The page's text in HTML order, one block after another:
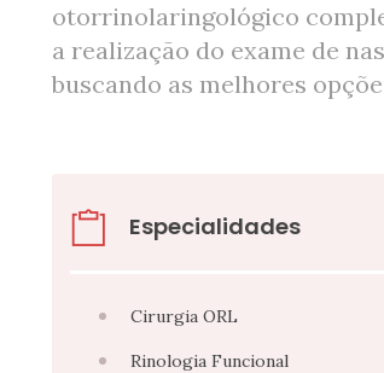
otorrinolaringológico
a realização do exame de
buscando as melhores
Especialidades
Cirurgia ORL
Rinologia Funcional